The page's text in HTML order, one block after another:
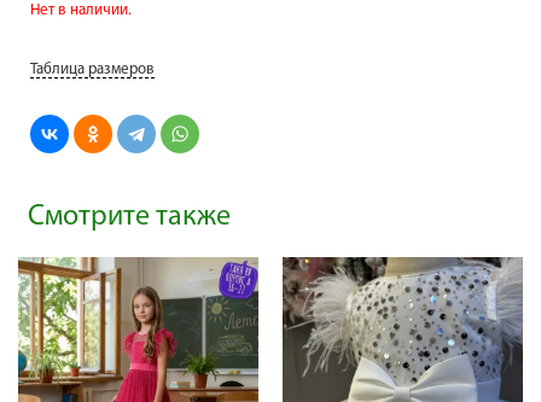
Нет в наличии.
Таблица размеров
Смотрите также